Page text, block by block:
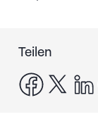
Teilen
facebook
x